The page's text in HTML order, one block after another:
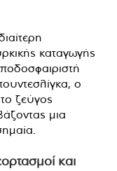
καταγωγής
ο
ζεύγος
μια
και